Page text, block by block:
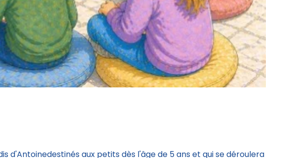
d'Antoinedestinés aux petits dès l'âge de 5 ans et qui se déroulera